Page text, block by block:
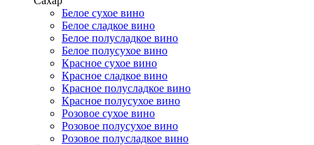
Белое сухое вино
Белое сладкое вино
Белое полусладкое вино
Белое полусухое вино
Красное сухое вино
Красное сладкое вино
Красное полусладкое вино
Красное полусухое вино
Розовое сухое вино
Розовое полусухое вино
Розовое полусладкое вино